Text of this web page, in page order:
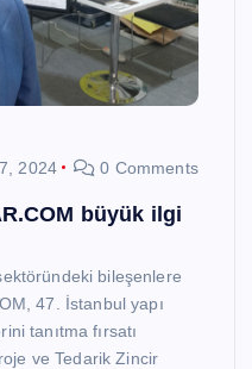
2024 0 Comments
büyük ilgi
bileşenlere
47. İstanbul yapı
tanıtma fırsatı
ve Tedarik Zincir